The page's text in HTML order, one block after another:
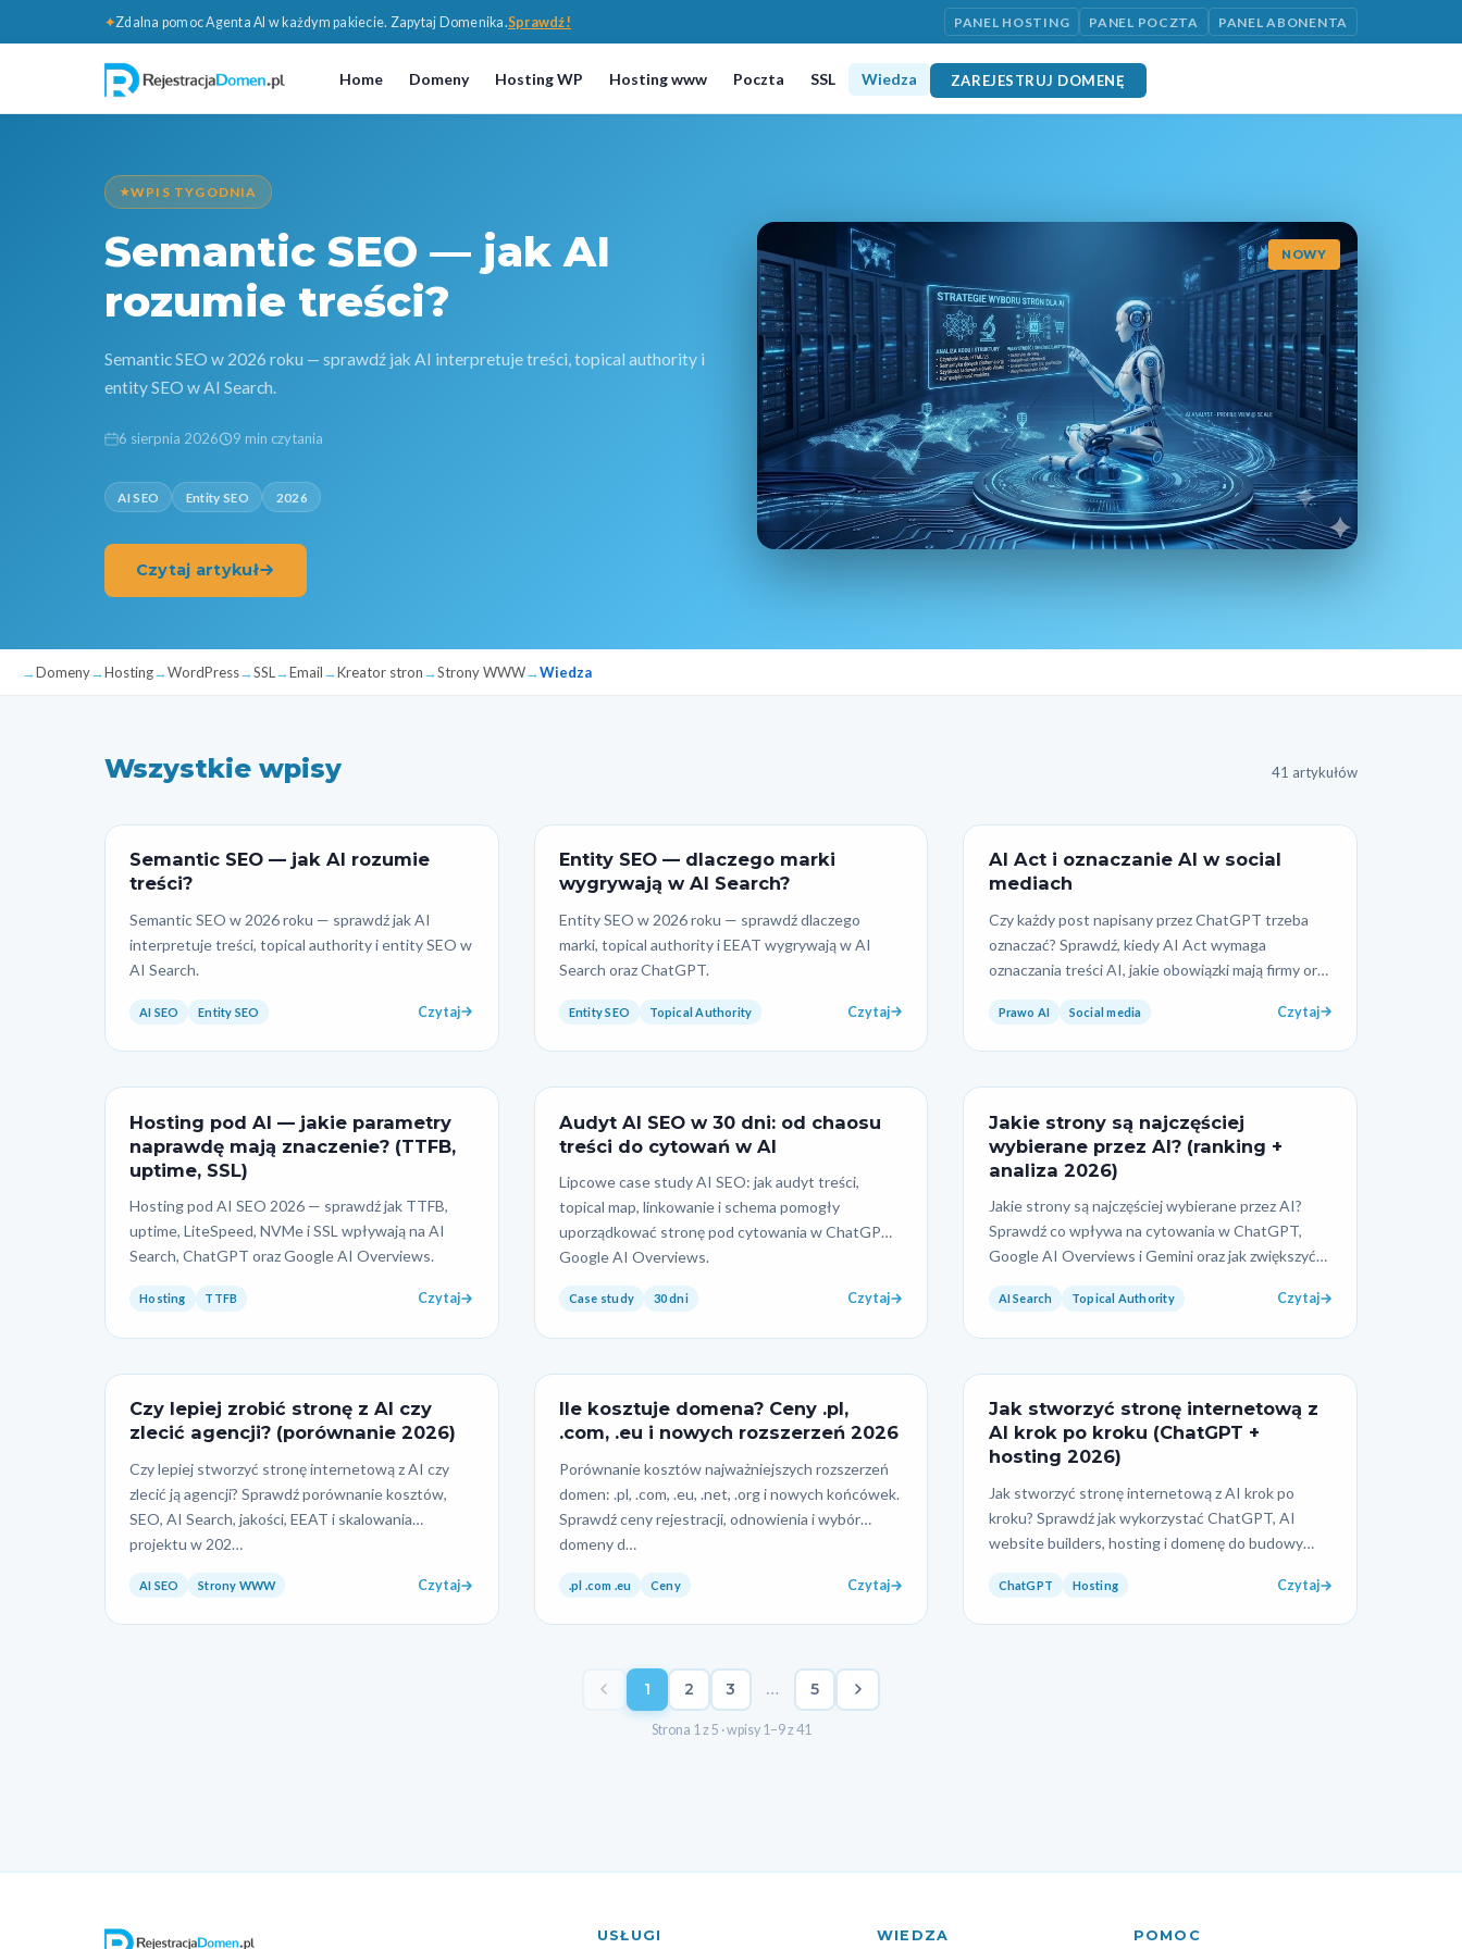
✦Zdalna pomoc Agenta AI w każdym pakiecie. Zapytaj Domenika.Sprawdź! PANEL HOSTING PANEL POCZTA PANEL ABONENTA
Home Domeny Hosting WP Hosting www Poczta SSL Wiedza ZAREJESTRUJ DOMENĘ
WPIS TYGODNIA
Semantic SEO — jak AI
rozumie treści?
Semantic SEO w 2026 roku — sprawdź jak AI interpretuje treści, topical authority i
entity SEO w AI Search.
6 sierpnia 2026 9 min czytania
AI SEO Entity SEO 2026
Czytaj artykuł
NOWY
Domeny Hosting WordPress SSL Email Kreator stron Strony WWW Wiedza
Wszystkie wpisy 41 artykułów
Semantic SEO — jak AI rozumie
treści?
Semantic SEO w 2026 roku — sprawdź jak AI
interpretuje treści, topical authority i entity SEO w
AI Search.
AI SEO Entity SEO Czytaj
Entity SEO — dlaczego marki
wygrywają w AI Search?
Entity SEO w 2026 roku — sprawdź dlaczego
marki, topical authority i EEAT wygrywają w AI
Search oraz ChatGPT.
Entity SEO Topical Authority Czytaj
AI Act i oznaczanie AI w social
mediach
Czy każdy post napisany przez ChatGPT trzeba
oznaczać? Sprawdź, kiedy AI Act wymaga
oznaczania treści AI, jakie obowiązki mają firmy oraz
Prawo AI Social media Czytaj
Hosting pod AI — jakie parametry
naprawdę mają znaczenie? (TTFB,
uptime, SSL)
Hosting pod AI SEO 2026 — sprawdź jak TTFB,
uptime, LiteSpeed, NVMe i SSL wpływają na AI
Search, ChatGPT oraz Google AI Overviews.
Hosting TTFB Czytaj
Audyt AI SEO w 30 dni: od chaosu
treści do cytowań w AI
Lipcowe case study AI SEO: jak audyt treści,
topical map, linkowanie i schema pomogły
uporządkować stronę pod cytowania w ChatGPT i
Google AI Overviews.
Case study 30 dni Czytaj
Jakie strony są najczęściej
wybierane przez AI? (ranking +
analiza 2026)
Jakie strony są najczęściej wybierane przez AI?
Sprawdź co wpływa na cytowania w ChatGPT,
Google AI Overviews i Gemini oraz jak zwiększyć
AI Search Topical Authority Czytaj
Czy lepiej zrobić stronę z AI czy
zlecić agencji? (porównanie 2026)
Czy lepiej stworzyć stronę internetową z AI czy
zlecić ją agencji? Sprawdź porównanie kosztów,
SEO, AI Search, jakości, EEAT i skalowania
projektu w 202…
AI SEO Strony WWW Czytaj
Ile kosztuje domena? Ceny .pl,
.com, .eu i nowych rozszerzeń 2026
Porównanie kosztów najważniejszych rozszerzeń
domen: .pl, .com, .eu, .net, .org i nowych końcówek.
Sprawdź ceny rejestracji, odnowienia i wybór
domeny d…
.pl .com .eu Ceny Czytaj
Jak stworzyć stronę internetową z
AI krok po kroku (ChatGPT +
hosting 2026)
Jak stworzyć stronę internetową z AI krok po
kroku? Sprawdź jak wykorzystać ChatGPT, AI
website builders, hosting i domenę do budowy
ChatGPT Hosting Czytaj
1 2 3 … 5
Strona 1 z 5 · wpisy 1–9 z 41
USŁUGI WIEDZA POMOC